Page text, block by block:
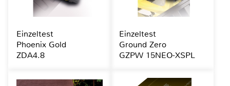
Einzeltest
Phoenix Gold
ZDA4.8
Einzeltest
Ground Zero
GZPW 15NEO-XSPL